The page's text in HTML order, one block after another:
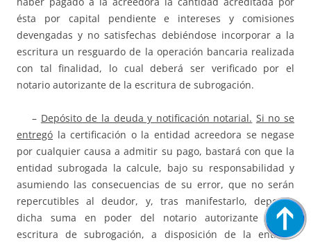
ésta por capital pendiente e intereses y comisiones
devengadas y no satisfechas debiéndose incorporar a la
escritura un resguardo de la operación bancaria realizada
con tal finalidad, lo cual deberá ser verificado por el
notario autorizante de la escritura de subrogación.
– Depósito de la deuda y notificación notarial. Si no se
entregó la certificación o la entidad acreedora se negase
por cualquier causa a admitir su pago, bastará con que la
entidad subrogada la calcule, bajo su responsabilidad y
asumiendo las consecuencias de su error, que no serán
repercutibles al deudor, y, tras manifestarlo, deposite
dicha suma en poder del notario autorizante de la
escritura de subrogación, a disposición de la entidad